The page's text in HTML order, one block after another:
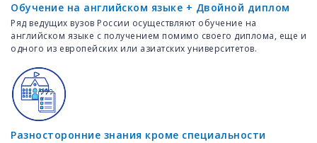
Обучение на английском языке + Двойной диплом
Ряд ведущих вузов России осуществляют обучение на
английском языке с получением помимо своего диплома, еще и
одного из европейских или азиатских университетов.
Разносторонние знания кроме специальности